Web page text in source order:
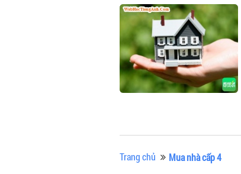
Trang chủ Mua nhà cấp 4